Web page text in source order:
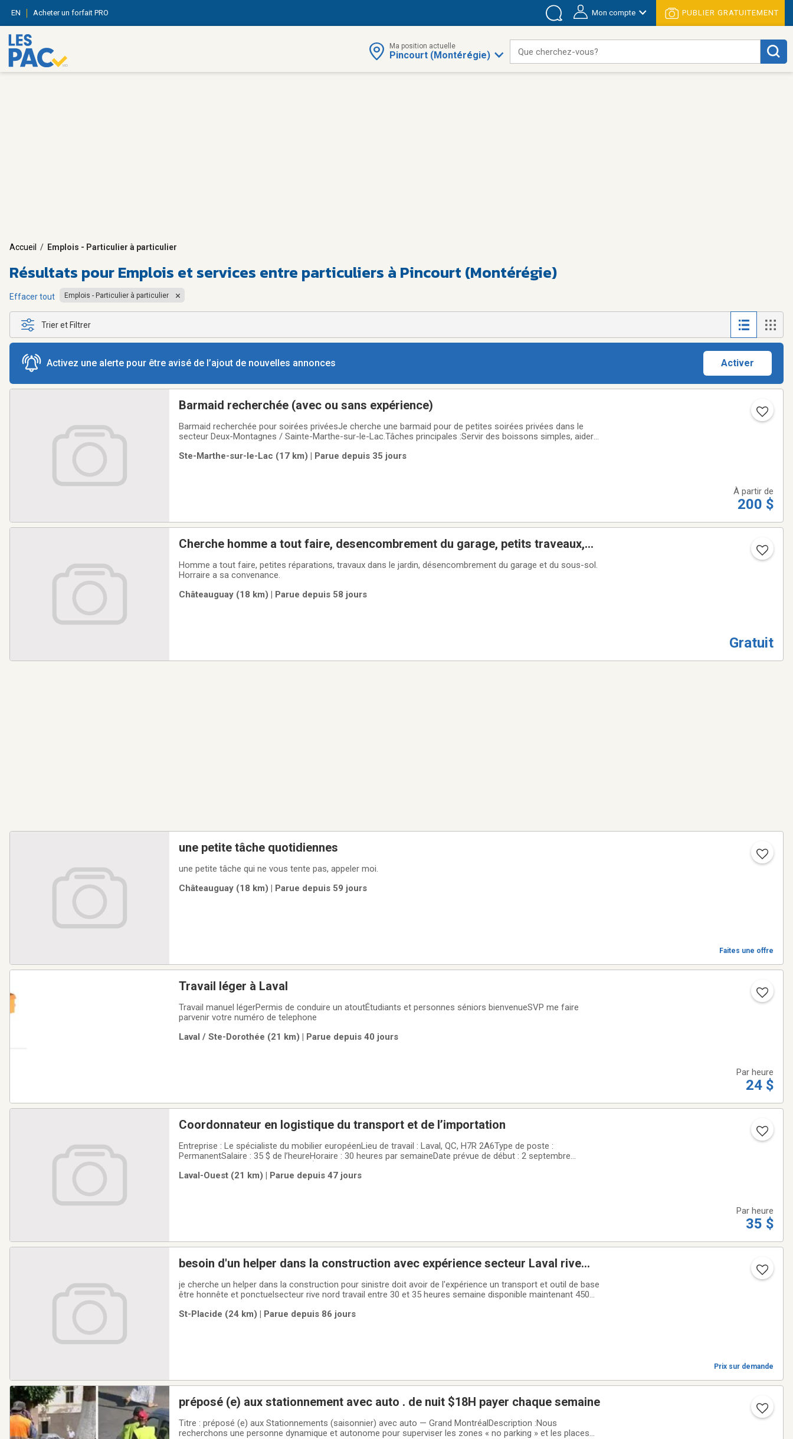
EN Acheter un forfait PRO Mon compte PUBLIER GRATUITEMENT
Ma position actuelle
Pincourt (Montérégie) Que cherchez-vous?
Accueil / Emplois - Particulier à particulier
Résultats pourEmplois et services entre particuliers à Pincourt (Montérégie)
Effacer tout Emplois - Particulier à particulier
Trier et Filtrer
Activez une alerte pour être avisé de l’ajout de nouvelles annonces Activer
Barmaid recherchée (avec ou sans expérience)
Barmaid recherchée pour soirées privéesJe cherche une barmaid pour de petites soirées privées dans le
secteur Deux-Montagnes / Sainte-Marthe-sur-le-Lac.Tâches principales :Servir des boissons simples, aider
de caisse à opérer. Le
Ste-Marthe-sur-le-Lac (17 km) | Parue depuis 35 jours
À partir de
200 $
Cherche homme a tout faire, desencombrement du garage, petits traveaux,
Homme a tout faire, petites réparations, travaux dans le jardin, désencombrement du garage et du sous-sol.
Horraire a sa convenance.
Châteauguay (18 km) | Parue depuis 58 jours
Gratuit
une petite tâche quotidiennes
une petite tâche qui ne vous tente pas, appeler moi.
Châteauguay (18 km) | Parue depuis 59 jours
Faites une offre
Travail léger à Laval
Travail manuel légerPermis de conduire un atoutÉtudiants et personnes séniors bienvenueSVP me faire
parvenir votre numéro de telephone
Laval / Ste-Dorothée (21 km) | Parue depuis 40 jours
Par heure
24 $
Coordonnateur en logistique du transport et de l’importation
Entreprise : Le spécialiste du mobilier européenLieu de travail : Laval, QC, H7R 2A6Type de poste :
PermanentSalaire : 35 $ de l’heureHoraire : 30 heures par semaineDate prévue de début : 2 septembre
entreprise spécialisée dans l’importation et
Laval-Ouest (21 km) | Parue depuis 47 jours
Par heure
35 $
besoin d'un helper dans la construction avec expérience secteur Laval rive
je cherche un helper dans la construction pour sinistre doit avoir de l'expérience un transport et outil de base
être honnête et ponctuelsecteur rive nord travail entre 30 et 35 heures semaine disponible maintenant 450
St-Placide (24 km) | Parue depuis 86 jours
Prix sur demande
préposé (e) aux stationnement avec auto . de nuit $18H payer chaque semaine
Titre : préposé (e) aux Stationnements (saisonnier) avec auto — Grand MontréalDescription :Nous
recherchons une personne dynamique et autonome pour superviser les zones « no parking » et les places